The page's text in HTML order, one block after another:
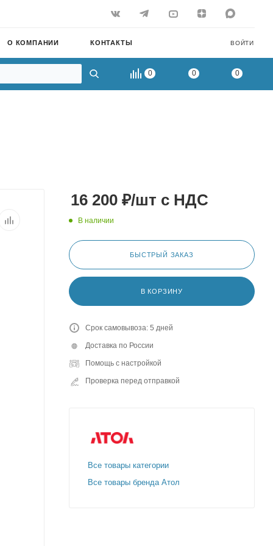
ВОЙТИ
О КОМПАНИИ КОНТАКТЫ
0 0 0
16 200 ₽/шт с НДС
В наличии
БЫСТРЫЙ ЗАКАЗ
В КОРЗИНУ
Срок самовывоза: 5 дней
Доставка по России
Помощь с настройкой
Проверка перед отправкой
Все товары категории
Все товары бренда Атол